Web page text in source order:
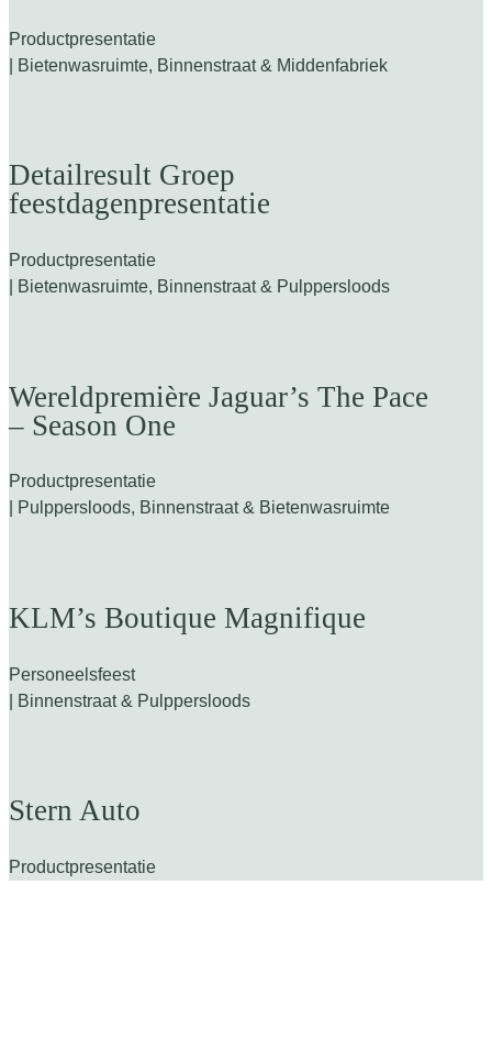
Productpresentatie
| Bietenwasruimte, Binnenstraat & Middenfabriek
Detailresult Groep
feestdagenpresentatie
Productpresentatie
| Bietenwasruimte, Binnenstraat & Pulppersloods
Wereldpremière Jaguar’s The Pace
– Season One
Productpresentatie
| Pulppersloods, Binnenstraat & Bietenwasruimte
KLM’s Boutique Magnifique
Personeelsfeest
| Binnenstraat & Pulppersloods
Stern Auto
Productpresentatie